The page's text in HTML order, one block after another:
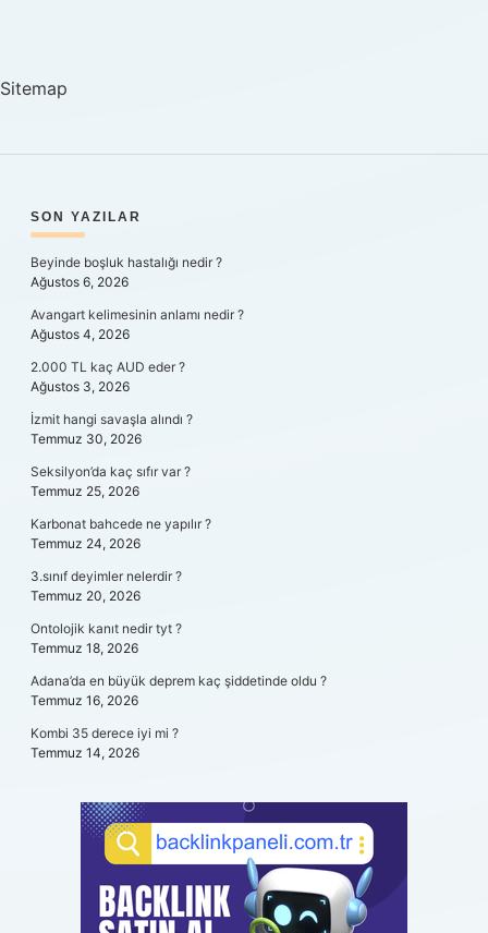
Sitemap
SIDEBAR
SON YAZILAR
Beyinde boşluk hastalığı nedir ?
Ağustos 6, 2026
Avangart kelimesinin anlamı nedir ?
Ağustos 4, 2026
2.000 TL kaç AUD eder ?
Ağustos 3, 2026
İzmit hangi savaşla alındı ?
Temmuz 30, 2026
Seksilyon’da kaç sıfır var ?
Temmuz 25, 2026
Karbonat bahcede ne yapılır ?
Temmuz 24, 2026
3.sınıf deyimler nelerdir ?
Temmuz 20, 2026
Ontolojik kanıt nedir tyt ?
Temmuz 18, 2026
Adana’da en büyük deprem kaç şiddetinde oldu ?
Temmuz 16, 2026
Kombi 35 derece iyi mi ?
Temmuz 14, 2026